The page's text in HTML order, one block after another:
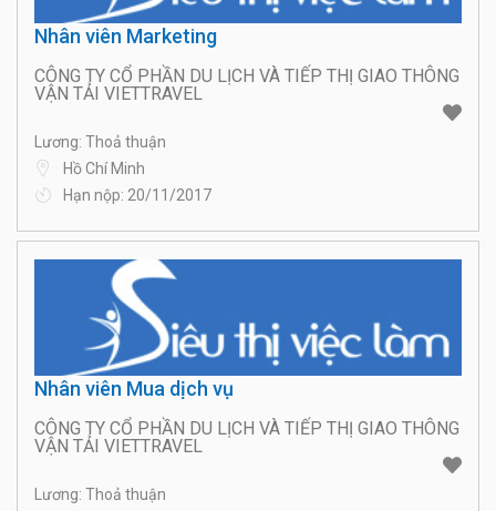
Nhân viên Marketing
CÔNG TY CỔ PHẦN DU LỊCH VÀ TIẾP THỊ GIAO THÔNG
VẬN TẢI VIETTRAVEL
Lương: Thoả thuận
Hồ Chí Minh
Hạn nộp: 20/11/2017
Nhân viên Mua dịch vụ
CÔNG TY CỔ PHẦN DU LỊCH VÀ TIẾP THỊ GIAO THÔNG
VẬN TẢI VIETTRAVEL
Lương: Thoả thuận